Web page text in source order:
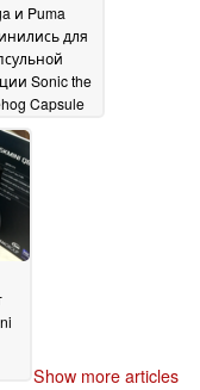
и Puma
для
Sonic the
Capsule
в которой
и Хвост
2025
Show more articles